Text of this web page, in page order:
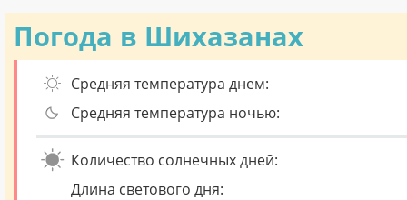
Погода в Шихазанах
Средняя температура днем:
Средняя температура ночью:
Количество солнечных дней:
Длина светового дня: